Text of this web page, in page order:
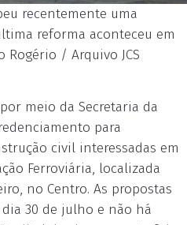
recentemente uma
reforma aconteceu em
Rogério / Arquivo JCS
meio da Secretaria da
para
civil interessadas em
Ferroviária, localizada
no Centro. As propostas
30 de julho e não há